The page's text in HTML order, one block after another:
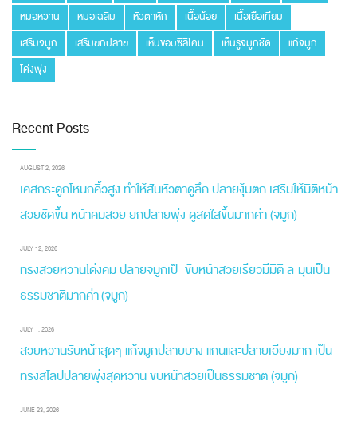
หมอหวาน
หมอเฉลิม หัวตาหัก เนื้อน้อย
เนื้อเยื่อเทียม
เสริมจมูก
เสริมยกปลาย เห็นขอบซิลิโคน เห็นรูจมูกชัด
แก้จมูก
โด่งพุ่ง
Recent Posts
AUGUST 2, 2026
เคสกระดูกโหนกคิ้วสูง ทำให้สันหัวตาดูลึก ปลายงุ้มตก เสริมให้มิติหน้า
สวยชัดขึ้น หน้าคมสวย ยกปลายพุ่ง ดูสดใสขึ้นมากค่า (จมูก)
JULY 12, 2026
ทรงสวยหวานโด่งคม ปลายจมูกเป๊ะ ขับหน้าสวยเรียวมีมิติ ละมุนเป็น
ธรรมชาติมากค่า (จมูก)
JULY 1, 2026
สวยหวานรับหน้าสุดๆ แก้จมูกปลายบาง แกนและปลายเอียงมาก เป็น
ทรงสโลปปลายพุ่งสุดหวาน ขับหน้าสวยเป็นธรรมชาติ (จมูก)
JUNE 23, 2026